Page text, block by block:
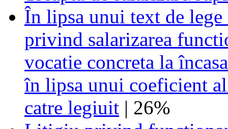
În lipsa unui text de
privind salarizarea
vocatie concreta la
în lipsa unui coeficient
catre legiuit | 26%